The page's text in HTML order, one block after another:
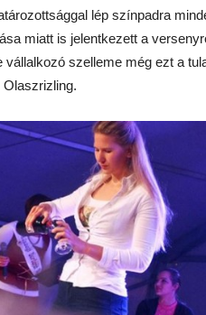
lép színpadra
miatt is jelentkezett a
szelleme még ezt a